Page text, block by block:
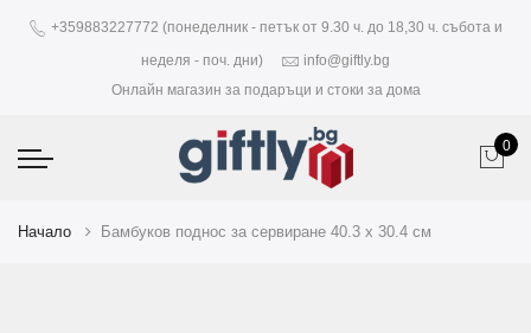
+359883227772 (понеделник - петък от 9.30 ч. до 18,30 ч. събота и
неделя - поч. дни)
info@giftly.bg
Онлайн магазин за подаръци и стоки за дома
0
Начало Бамбуков поднос за сервиране 40.3 x 30.4 см